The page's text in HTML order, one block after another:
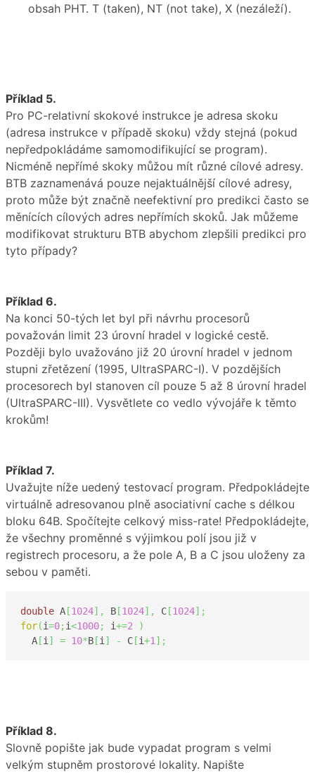
obsah PHT. T (taken), NT (not take), X (nezáleží).
Příklad 5.
Pro PC-relativní skokové instrukce je adresa skoku
(adresa instrukce v případě skoku) vždy stejná (pokud
nepředpokládáme samomodifikující se program).
Nicméně nepřímé skoky můžou mít různé cílové adresy.
BTB zaznamenává pouze nejaktuálnější cílové adresy,
proto může být značně neefektivní pro predikci často se
měnících cílových adres nepřímích skoků. Jak můžeme
modifikovat strukturu BTB abychom zlepšili predikci pro
tyto případy?
Příklad 6.
Na konci 50-tých let byl při návrhu procesorů
považován limit 23 úrovní hradel v logické cestě.
Později bylo uvažováno již 20 úrovní hradel v jednom
stupni zřetězení (1995, UltraSPARC-I). V pozdějších
procesorech byl stanoven cíl pouze 5 až 8 úrovní hradel
(UltraSPARC-III). Vysvětlete co vedlo vývojáře k těmto
krokům!
Příklad 7.
Uvažujte níže uedený testovací program. Předpokládejte
virtuálně adresovanou plně asociativní cache s délkou
bloku 64B. Spočítejte celkový miss-rate! Předpokládejte,
že všechny proměnné s výjimkou polí jsou již v
registrech procesoru, a že pole A, B a C jsou uloženy za
sebou v paměti.
double A [1024] , B [1024] , C [1024] ;
for(i=0; i<1000; i+=2
)
  A
[i ] = 10*B [i ] - C [i+1 ] ;
Příklad 8.
Slovně popište jak bude vypadat program s velmi
velkým stupněm prostorové lokality. Napište